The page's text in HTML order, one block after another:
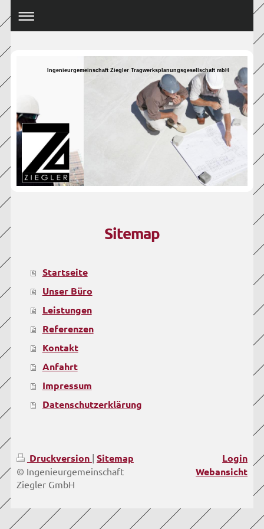
Ingenieurgemeinschaft Ziegler Tragwerksplanungsgesellschaft mbH
Sitemap
Startseite
Unser Büro
Leistungen
Referenzen
Kontakt
Anfahrt
Impressum
Datenschutzerklärung
Druckversion | Sitemap
© Ingenieurgemeinschaft
Ziegler GmbH
Login
Webansicht